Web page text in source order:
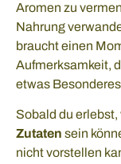
Aromen zu
Nahrung
braucht einen
Aufmerksamkeit,
etwas
Sobald du
Zutaten sein
nicht vorstellen